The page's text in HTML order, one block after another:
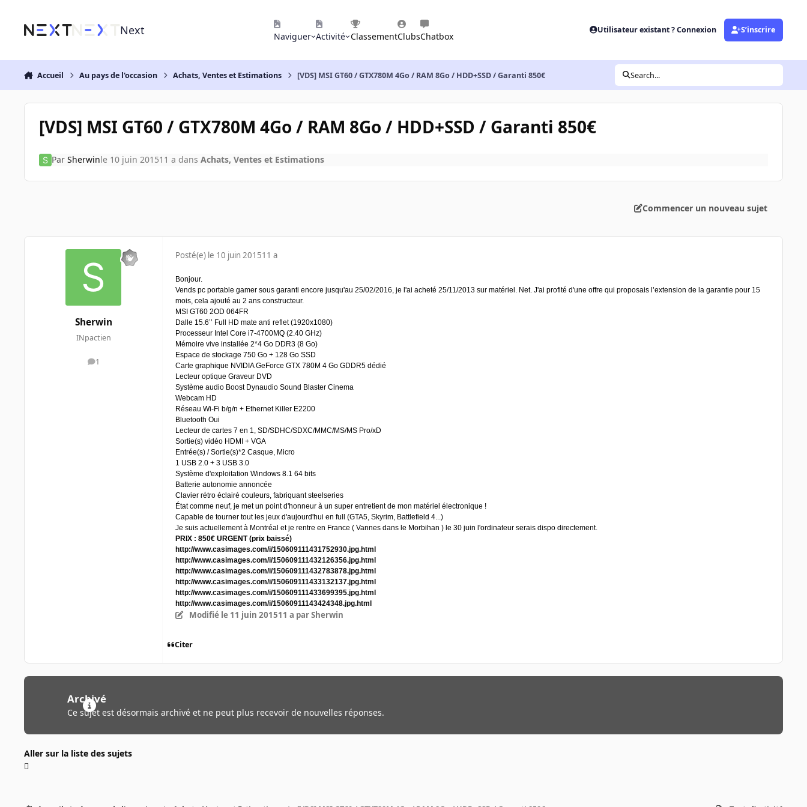
Next Naviguer Activité ClassementClubsChatbox
Utilisateur existant ? Connexion S’inscrire
Accueil Au pays de l'occasion Achats, Ventes et Estimations [VDS] MSI GT60 / GTX780M 4Go / RAM 8Go / HDD+SSD / Garanti 850€ Search...
[VDS] MSI GT60 / GTX780M 4Go / RAM 8Go / HDD+SSD / Garanti 850€
Par Sherwinle 10 juin 201511 a dans Achats, Ventes et Estimations
Commencer un nouveau sujet
Sherwin
INpactien
1
messages
Posté(e) le 10 juin 201511 a
Bonjour.
Vends pc portable gamer sous garanti encore jusqu'au 25/02/2016, je l'ai acheté 25/11/2013 sur matériel. Net. J'ai profité d'une offre qui proposais l’extension de la garantie pour 15
mois, cela ajouté au 2 ans constructeur.
MSI GT60 2OD 064FR
Dalle 15.6’’ Full HD mate anti reflet (1920x1080)
Processeur Intel Core i7-4700MQ (2.40 GHz)
Mémoire vive installée 2*4 Go DDR3 (8 Go)
Espace de stockage 750 Go + 128 Go SSD
Carte graphique NVIDIA GeForce GTX 780M 4 Go GDDR5 dédié
Lecteur optique Graveur DVD
Système audio Boost Dynaudio Sound Blaster Cinema
Webcam HD
Réseau Wi-Fi b/g/n + Ethernet Killer E2200
Bluetooth Oui
Lecteur de cartes 7 en 1, SD/SDHC/SDXC/MMC/MS/MS Pro/xD
Sortie(s) vidéo HDMI + VGA
Entrée(s) / Sortie(s)*2 Casque, Micro
1 USB 2.0 + 3 USB 3.0
Système d'exploitation Windows 8.1 64 bits
Batterie autonomie annoncée
Clavier rétro éclairé couleurs, fabriquant steelseries
État comme neuf, je met un point d'honneur à un super entretient de mon matériel électronique !
Capable de tourner tout les jeux d'aujourd'hui en full (GTA5, Skyrim, Battlefield 4...)
Je suis actuellement à Montréal et je rentre en France ( Vannes dans le Morbihan ) le 30 juin l'ordinateur serais dispo directement.
PRIX : 850€ URGENT (prix baissé)
http://www.casimages.com/i/150609111431752930.jpg.html
http://www.casimages.com/i/150609111432126356.jpg.html
http://www.casimages.com/i/150609111432783878.jpg.html
http://www.casimages.com/i/150609111433132137.jpg.html
http://www.casimages.com/i/150609111433699395.jpg.html
http://www.casimages.com/i/15060911143424348.jpg.html
Modifié le 11 juin 201511 a par Sherwin
Citer
Archivé
Ce sujet est désormais archivé et ne peut plus recevoir de nouvelles réponses.
Aller sur la liste des sujets